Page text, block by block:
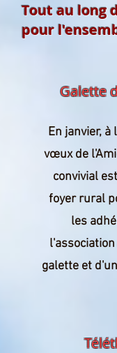
Tout au long
pour
Galette
En janvier, à
vœux de
convivial
foyer rural
les
galette et